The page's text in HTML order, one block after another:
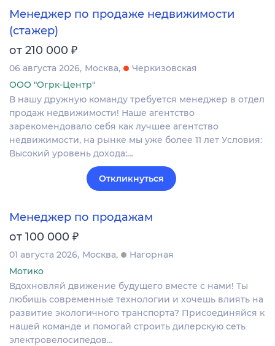
Менеджер по продаже недвижимости
(стажер)
от 210 000 ₽
06 августа 2026 Москва
Черкизовская
ООО "Огрк-Центр"
В нашу дружную команду требуется менеджер в отдел
продаж недвижимости! Наше агентство
зарекомендовало себя как лучшее агентство
недвижимости, на рынке мы уже более 11 лет Условия:
Высокий уровень дохода:…
Откликнуться
Менеджер по продажам
от 100 000 ₽
01 августа 2026 Москва
Нагорная
Мотико
Вдохновляй движение будущего вместе с нами! Ты
любишь современные технологии и хочешь влиять на
развитие экологичного транспорта? Присоединяйся к
нашей команде и помогай строить дилерскую сеть
электровелосипедов…